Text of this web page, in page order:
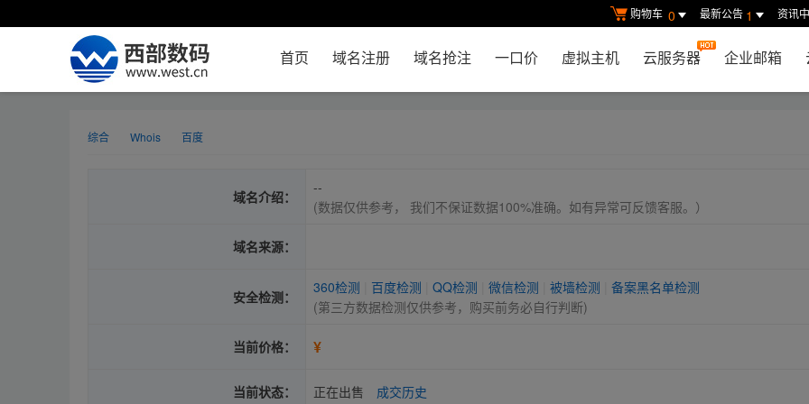
购物车 0 最新公告 1 资讯
首页 域名注册 域名抢注 一口价 虚拟主机 云服务器 企业邮箱
综合 Whois 百度
域名介绍：
--
(数据仅供参考， 我们不保证数据100%准确。如有异常可反馈客服。）
域名来源：
安全检测：
360检测 百度检测 QQ检测 微信检测 被墙检测
备案黑名单检测
(第三方数据检测仅供参考，购买前务必自行判断)
当前价格： ¥
当前状态： 正在出售 成交历史